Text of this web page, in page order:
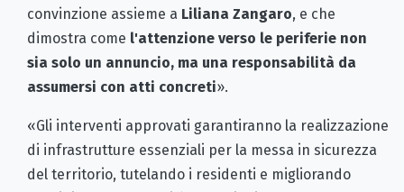
convinzione assieme a Liliana Zangaro, e che
dimostra come l'attenzione verso le periferie non
sia solo un annuncio, ma una responsabilità da
assumersi con atti concreti».
«Gli interventi approvati garantiranno la realizzazione
di infrastrutture essenziali per la messa in sicurezza
del territorio, tutelando i residenti e migliorando